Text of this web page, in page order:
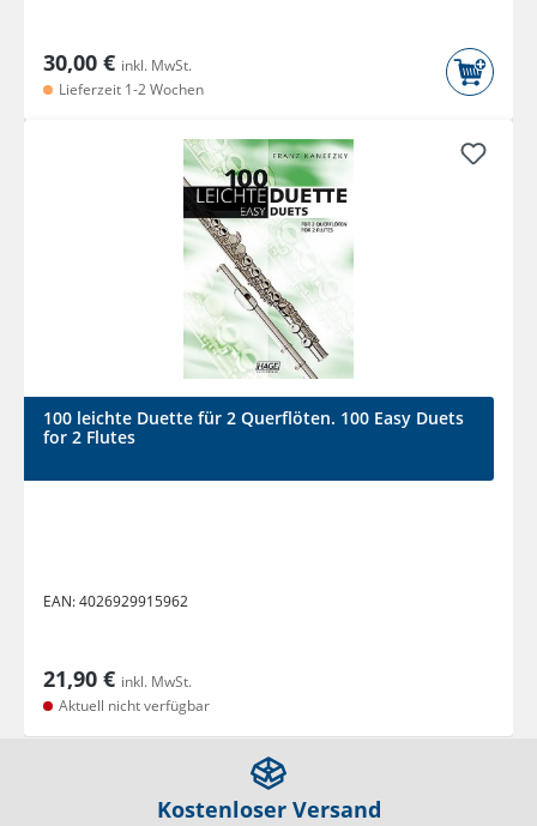
30,00 € inkl. MwSt.
Lieferzeit 1-2 Wochen
100 leichte Duette für 2 Querflöten. 100 Easy Duets
for 2 Flutes
EAN:4026929915962
21,90 € inkl. MwSt.
Aktuell nicht verfügbar
Kostenloser Versand